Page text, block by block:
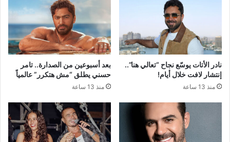
نادر الأتات يوسّع نجاح “تعالي هنا”..
إنتشار لافت خلال أيام!
منذ 13 ساعة
بعد أسبوعين من الصدارة.. تامر
حسني يطلق “مش هتكرر” عالمياً
منذ 13 ساعة